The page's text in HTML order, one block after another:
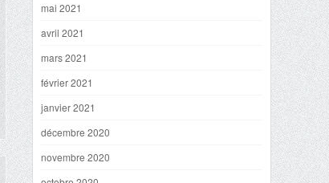
mai 2021
avril 2021
mars 2021
février 2021
janvier 2021
décembre 2020
novembre 2020